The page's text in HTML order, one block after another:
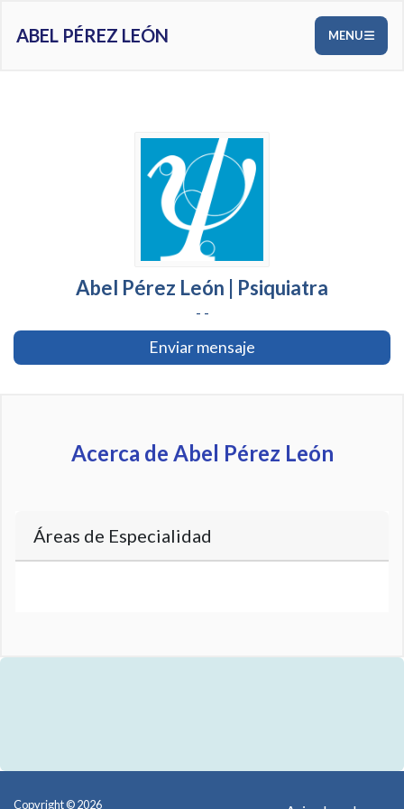
ABEL PÉREZ LEÓN MENU
Abel Pérez León | Psiquiatra
- -
Enviar mensaje
Acerca de Abel Pérez León
Áreas de Especialidad
Copyright © 2026